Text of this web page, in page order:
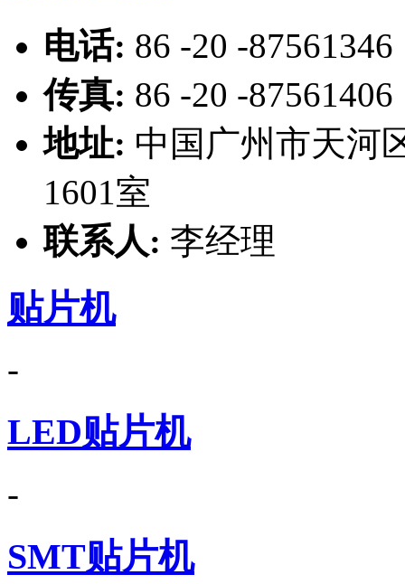
电话: 86 -20 -87561346
传真: 86 -20 -87561406
地址: 中国广州市天河
1601室
联系人: 李经理
贴片机
-
LED贴片机
-
SMT贴片机